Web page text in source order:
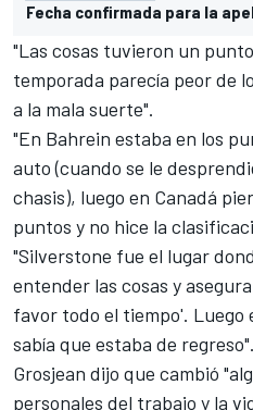
Fecha confirmada para la
"Las cosas tuvieron un
temporada parecía peor de
a la mala suerte".
"En Bahrein estaba en los
auto (cuando se le
chasis), luego en Canadá
puntos y no hice la
"Silverstone fue el lugar
entender las cosas y
favor todo el tiempo'. Luego
sabía que estaba de regreso".
Grosjean dijo que cambió
personales del trabajo y la